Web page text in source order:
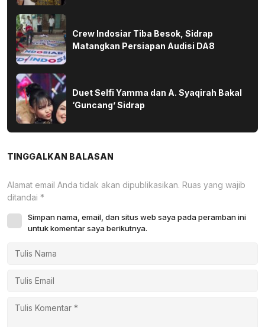
Crew Indosiar Tiba Besok, Sidrap
Matangkan Persiapan Audisi DA8
Duet Selfi Yamma dan A. Syaqirah Bakal
‘Guncang’ Sidrap
TINGGALKAN BALASAN
Alamat email Anda tidak akan dipublikasikan. Ruas yang wajib
ditandai *
Simpan nama, email, dan situs web saya pada peramban ini
untuk komentar saya berikutnya.